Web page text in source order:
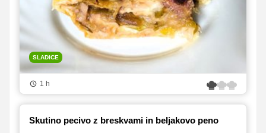
SLADICE
1 h
Skutino pecivo z breskvami in beljakovo peno